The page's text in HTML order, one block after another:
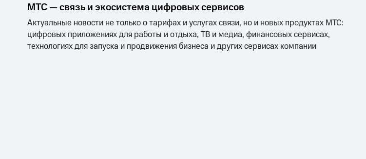
МТС — связь и экосистема цифровых сервисов
Актуальные новости не только о тарифах и услугах связи, но и новых продуктах МТС:
цифровых приложениях для работы и отдыха, ТВ и медиа, финансовых сервисах,
технологиях для запуска и продвижения бизнеса и других сервисах компании